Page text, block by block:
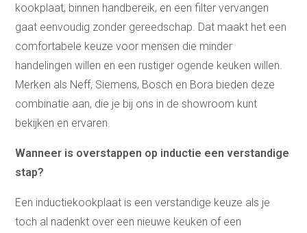
kookplaat, binnen handbereik, en een filter vervangen
gaat eenvoudig zonder gereedschap. Dat maakt het een
comfortabele keuze voor mensen die minder
handelingen willen en een rustiger ogende keuken willen.
Merken als Neff, Siemens, Bosch en Bora bieden deze
combinatie aan, die je bij ons in de showroom kunt
bekijken en ervaren.
Wanneer is overstappen op inductie een verstandige
stap?
Een inductiekookplaat is een verstandige keuze als je
toch al nadenkt over een nieuwe keuken of een